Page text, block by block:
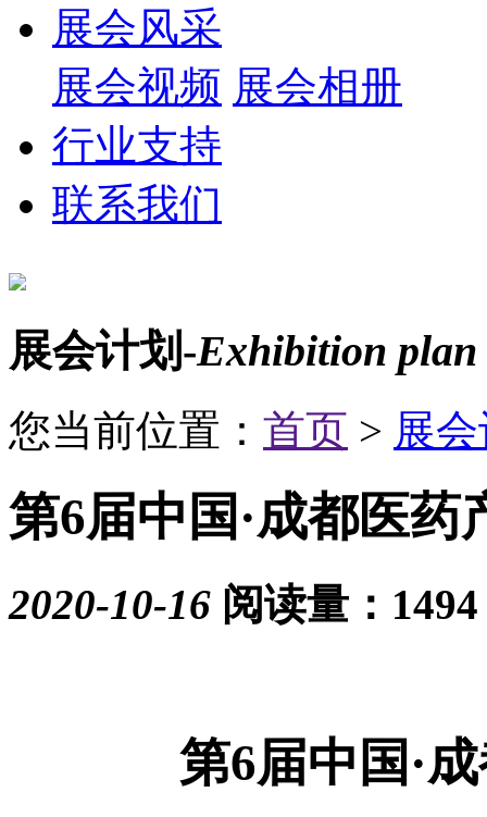
展会风采
展会视频 展会相册
行业支持
联系我们
展会计划-Exhibition plan
您当前位置： 首页 > 展
第6届中国·成都医药
2020-10-16 阅读量：1494
第6届中国·